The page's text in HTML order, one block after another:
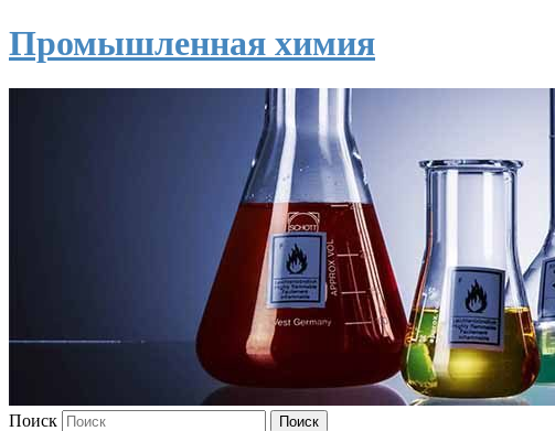
Промышленная химия
Поиск